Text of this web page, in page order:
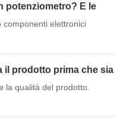
potenziometro? E le
componenti elettronici
un ruolo cruciale in
dalle manopole di
sistemi di controllo delle
non hanno familiarità con
potenziometri. In questo
il prodotto prima che sia
la qualità del prodotto.
ha superato la
ISO9001 e ISO14001